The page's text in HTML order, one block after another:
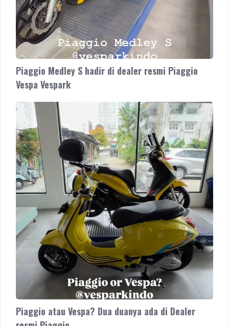
Piaggio Medley S hadir di dealer resmi Piaggio
Vespa Vespark
Piaggio
atau
Vespa?
Dua
duanya
ada
di
Dealer
resmi
Piaggio
Piaggio atau Vespa? Dua duanya ada di Dealer